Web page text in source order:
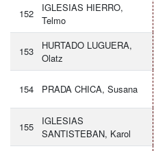
152
IGLESIAS HIERRO,
Telmo
153
HURTADO LUGUERA,
Olatz
154 PRADA CHICA, Susana
155
IGLESIAS
SANTISTEBAN, Karol